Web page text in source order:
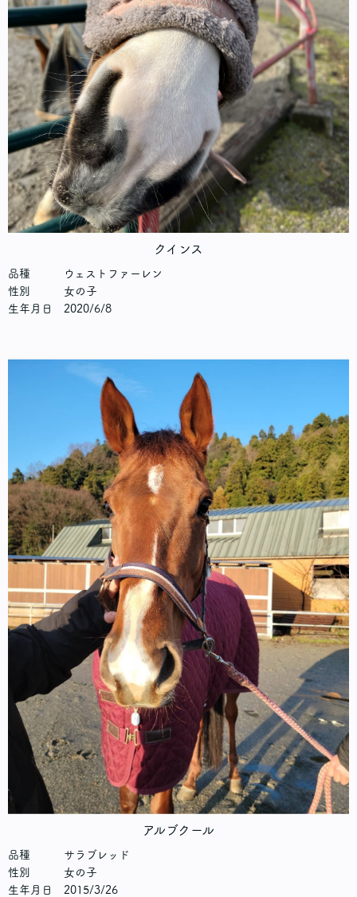
クインス
品種 ウェストファーレン
性別 女の子
生年月日 2020/6/8
アルブクール
品種 サラブレッド
性別 女の子
生年月日 2015/3/26